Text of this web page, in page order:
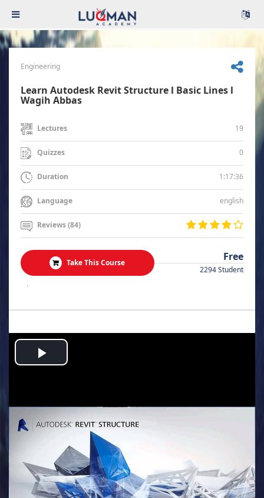
Engineering
Learn Autodesk Revit Structure l Basic Lines l
Wagih Abbas
Lectures 19
Quizzes 0
Duration 1:17:36
Language english
Reviews (84)
Take This Course Free
2294 Student
.
Play